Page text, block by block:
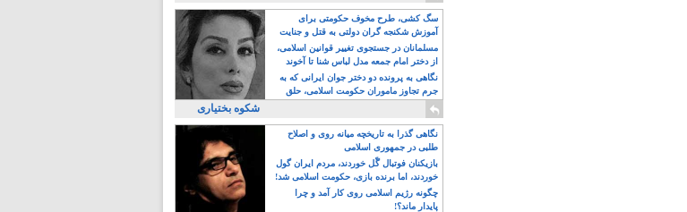
سگ کشی، طرح مخوف حکومتی برای
آموزش شکنجه گران دولتی به قتل و جنایت
بیشتر
مسلمانان در جستجوی تغییر قوانین اسلامی،
از دختر امام جمعه مدل لباس شنا تا آخوند
مسلمان همجنسگرا!
نگاهی به پرونده دو دختر جوان ایرانی که به
جرم تجاوز ماموران حکومت اسلامی، حلق
آویز شدند!
شکوه بختیاری
نگاهی گذرا به تاریخچه میانه روی و اصلاح
طلبی در جمهوری اسلامی
بازیکنان فوتبال گًل خوردند، مردم ایران گول
خوردند، اما برنده بازی، حکومت اسلامی شد!
چگونه رژیم اسلامی روی کار آمد و چرا
پایدار ماند؟!